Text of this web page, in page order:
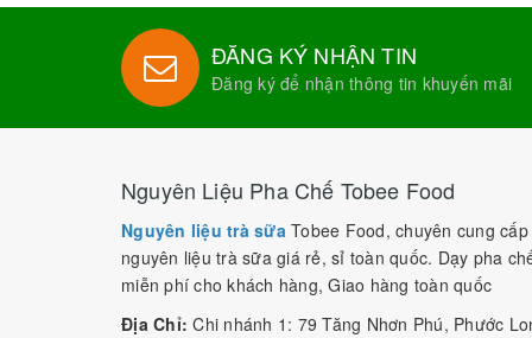
ĐĂNG KÝ NHẬN TIN
Đăng ký để nhận thông tin khuyến mãi
Nguyên Liệu Pha Chế Tobee Food
Nguyên liệu trà sữaTobee Food, chuyên cung cấp
nguyên liệu trà sữa giá rẻ, sỉ toàn quốc. Dạy pha
miễn phí cho khách hàng, Giao hàng toàn quốc
Địa Chỉ: Chi nhánh 1: 79 Tăng Nhơn Phú, Phước